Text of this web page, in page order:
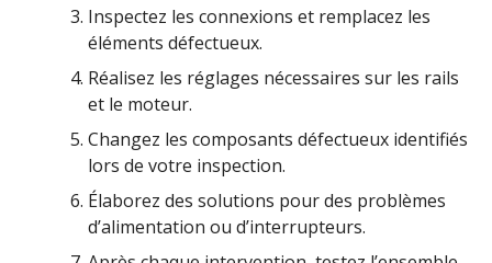
Inspectez les connexions et remplacez les
éléments défectueux.
Réalisez les réglages nécessaires sur les rails
et le moteur.
Changez les composants défectueux identifiés
lors de votre inspection.
Élaborez des solutions pour des problèmes
d’alimentation ou d’interrupteurs.